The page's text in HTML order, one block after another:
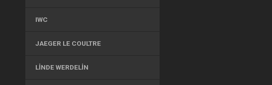
IWC
JAEGER LE COULTRE
LINDE WERDELIN